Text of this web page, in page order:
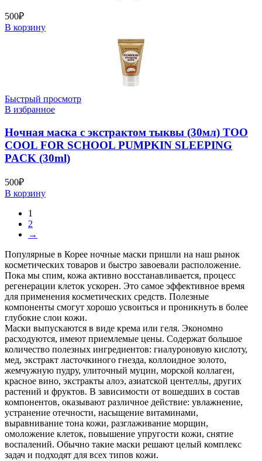
500₽
В корзину
Быстрый просмотр
В избранное
Ночная маска с экстрактом тыквы (30мл) TOO
COOL FOR SCHOOL PUMPKIN SLEEPING
PACK (30ml)
500₽
В корзину
1
2
→
Популярные в Корее ночные маски пришли на наш рынок
косметических товаров и быстро завоевали расположение.
Пока мы спим, кожа активно восстанавливается, процесс
регенерации клеток ускорен. Это самое эффективное время
для применения косметических средств. Полезные
компоненты смогут хорошо усвоиться и проникнуть в более
глубокие слои кожи.
Маски выпускаются в виде крема или геля. Экономно
расходуются, имеют приемлемые цены. Содержат большое
количество полезных ингредиентов: гиалуроновую кислоту,
мед, экстракт ласточкиного гнезда, коллоидное золото,
жемчужную пудру, улиточный муцин, морской коллаген,
красное вино, экстракты алоэ, азиатской центеллы, других
растений и фруктов. В зависимости от вошедших в состав
компонентов, оказывают различное действие: увлажнение,
устранение отечности, насыщение витаминами,
выравнивание тона кожи, разглаживание морщин,
омоложение клеток, повышение упругости кожи, снятие
воспалений. Обычно такие маски решают целый комплекс
задач и подходят для всех типов кожи.